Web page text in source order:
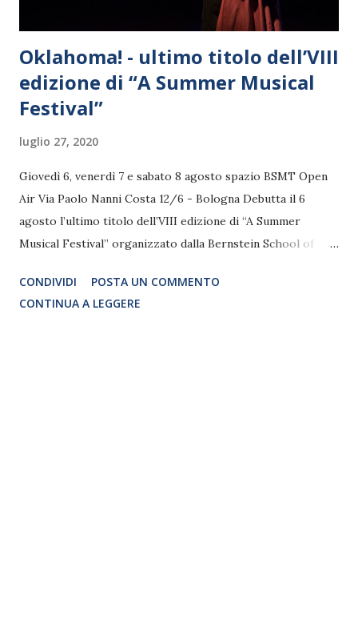
Oklahoma! - ultimo titolo dell’VIII
edizione di “A Summer Musical
Festival”
luglio 27, 2020
Giovedì 6, venerdì 7 e sabato 8 agosto spazio BSMT Open
Air Via Paolo Nanni Costa 12/6 - Bologna Debutta il 6
agosto l’ultimo titolo dell’VIII edizione di “A Summer
Musical Festival” organizzato dalla Bernstein School of
CONDIVIDI
POSTA UN COMMENTO
CONTINUA A LEGGERE